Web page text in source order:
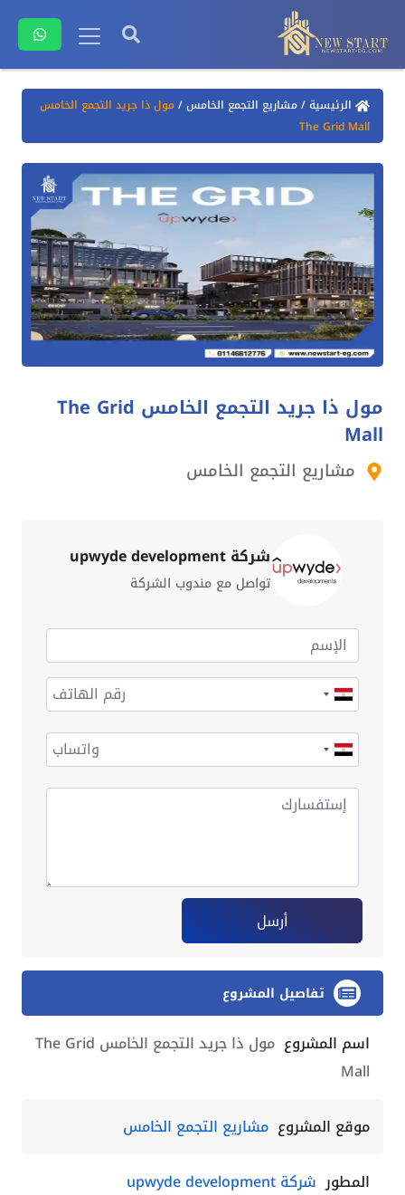
الرئيسية/مشاريع التجمع الخامس/مول ذا جريد التجمع الخامس
The Grid Mall
مول ذا جريد التجمع الخامس The Grid
Mall
مشاريع التجمع الخامس
شركة upwyde development
تواصل مع مندوب الشركة
أرسل
تفاصيل المشروع
اسم المشروع
مول ذا جريد التجمع الخامس The Grid
Mall
موقع المشروع مشاريع التجمع الخامس
المطور شركة upwyde development